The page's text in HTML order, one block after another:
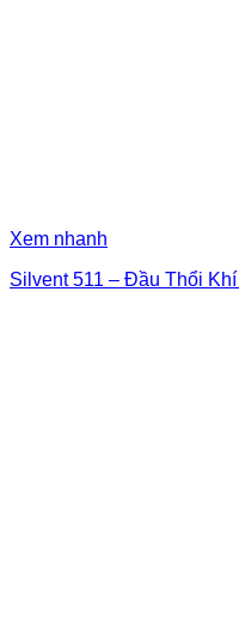
Xem nhanh
Silvent 511 – Đầu Thổi